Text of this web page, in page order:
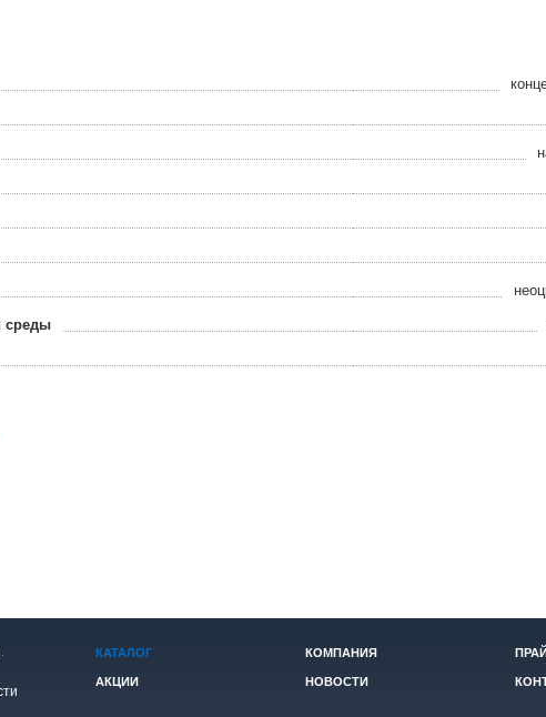
среды
КАТАЛОГ КОМПАНИЯ
АКЦИИ НОВОСТИ